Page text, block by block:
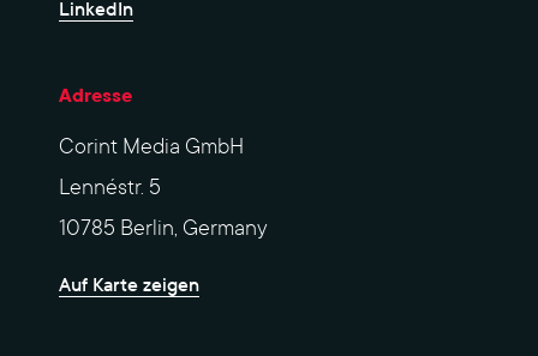
LinkedIn
Adresse
Corint Media GmbH
Lennéstr. 5
10785 Berlin, Germany
Auf Karte zeigen